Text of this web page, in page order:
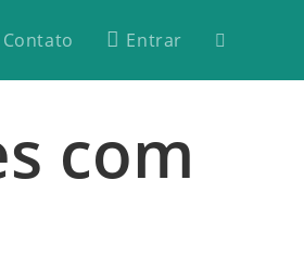
Contato Entrar
com